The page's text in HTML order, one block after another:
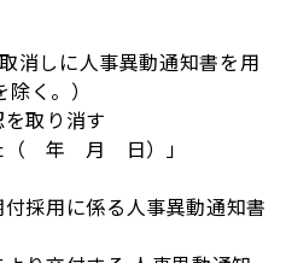
しに人事異動通知書を用
く。）
り消す
年 月 日）」
採用に係る人事異動通知書